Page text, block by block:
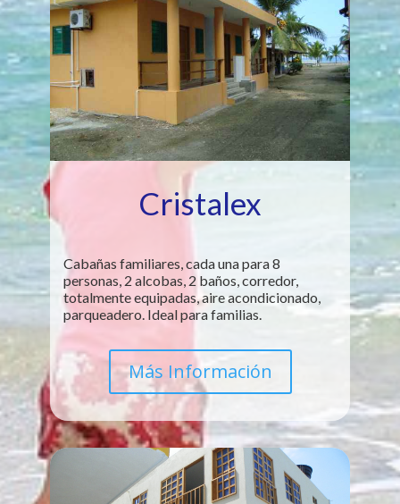
Cristalex
Cabañas familiares, cada una para 8
personas, 2 alcobas, 2 baños, corredor,
totalmente equipadas, aire acondicionado,
parqueadero. Ideal para familias.
Más Información